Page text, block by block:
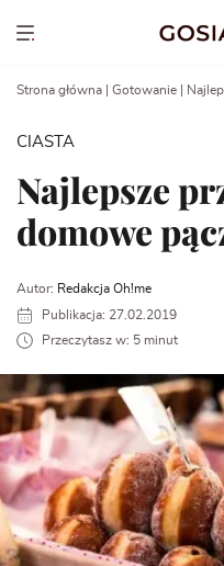
Show menu
Strona główna Gotowanie
CIASTA
Najlepsze
domowe
Autor: Redakcja Oh!me
Publikacja: 27.02.2019
Przeczytasz w: 5 minut